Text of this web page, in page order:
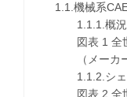
1.1.機械系CAE
1.1.1.概況
図表 1 全世界
（メーカー出
1.1.2.シェア
図表 2 全世界